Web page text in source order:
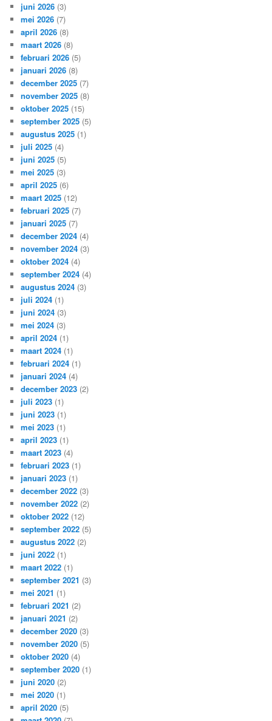
juni 2026 (3)
mei 2026 (7)
april 2026 (8)
maart 2026 (8)
februari 2026 (5)
januari 2026 (8)
december 2025 (7)
november 2025 (8)
oktober 2025 (15)
september 2025 (5)
augustus 2025 (1)
juli 2025 (4)
juni 2025 (5)
mei 2025 (3)
april 2025 (6)
maart 2025 (12)
februari 2025 (7)
januari 2025 (7)
december 2024 (4)
november 2024 (3)
oktober 2024 (4)
september 2024 (4)
augustus 2024 (3)
juli 2024 (1)
juni 2024 (3)
mei 2024 (3)
april 2024 (1)
maart 2024 (1)
februari 2024 (1)
januari 2024 (4)
december 2023 (2)
juli 2023 (1)
juni 2023 (1)
mei 2023 (1)
april 2023 (1)
maart 2023 (4)
februari 2023 (1)
januari 2023 (1)
december 2022 (3)
november 2022 (2)
oktober 2022 (12)
september 2022 (5)
augustus 2022 (2)
juni 2022 (1)
maart 2022 (1)
september 2021 (3)
mei 2021 (1)
februari 2021 (2)
januari 2021 (2)
december 2020 (3)
november 2020 (5)
oktober 2020 (4)
september 2020 (1)
juni 2020 (2)
mei 2020 (1)
april 2020 (5)